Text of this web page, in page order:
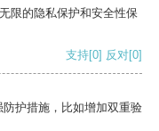
限的隐私保护和安全性保
支持[0] 反对[0]
护措施，比如增加双重验